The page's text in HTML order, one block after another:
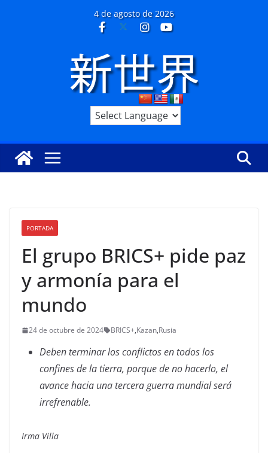
4 de agosto de 2026
PORTADA
El grupo BRICS+ pide paz
y armonía para el
mundo
24 de octubre de 2024 BRICS+,Kazan,Rusia
Deben terminar los conflictos en todos los
confines de la tierra, porque de no hacerlo, el
avance hacia una tercera guerra mundial será
irrefrenable.
Irma Villa